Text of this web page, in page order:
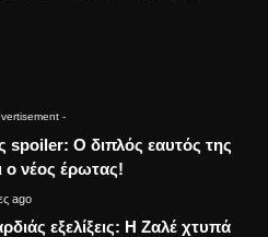
-
spoiler: Ο διπλός εαυτός της
ο νέος έρωτας!
ago
εξελίξεις: Η Ζαλέ χτυπά